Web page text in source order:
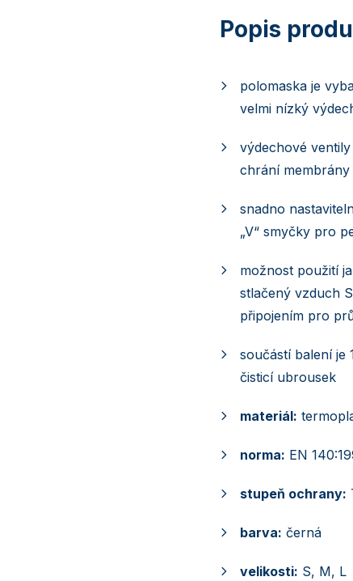
polomaska je
velmi nízký
výdechové
chrání
snadno
„V“ smyčky pro
možnost použití
stlačený vzduch
připojením pro
součástí balení je
čisticí ubrousek
materiál:
norma: EN
stupeň ochrany:
barva: černá
velikosti: S, M, L